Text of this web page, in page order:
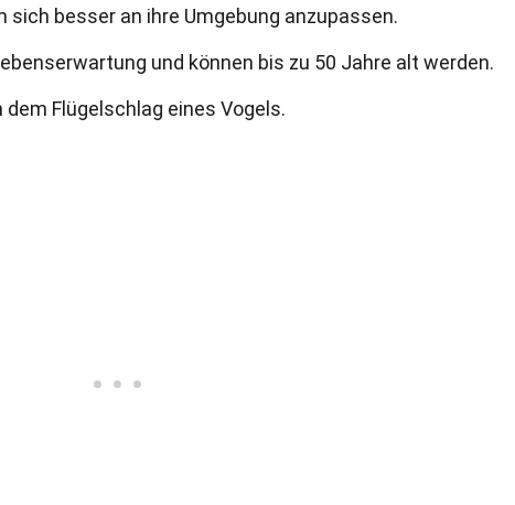
sich besser an ihre Umgebung anzupassen.
und können bis zu 50 Jahre alt werden.
Flügelschlag eines Vogels.